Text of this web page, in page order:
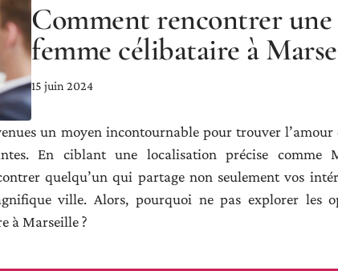
Comment rencontrer une
femme célibataire à
15 juin 2024
un moyen incontournable pour trouver
En ciblant une localisation précise comme
quelqu’un qui partage non seulement vos
ville. Alors, pourquoi ne pas explorer les
à Marseille ?